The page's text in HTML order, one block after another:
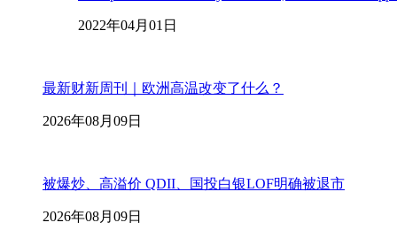
2022年04月01日
最新财新周刊｜欧洲高温改变了什么？
2026年08月09日
被爆炒、高溢价 QDII、国投白银LOF明确被退市
2026年08月09日